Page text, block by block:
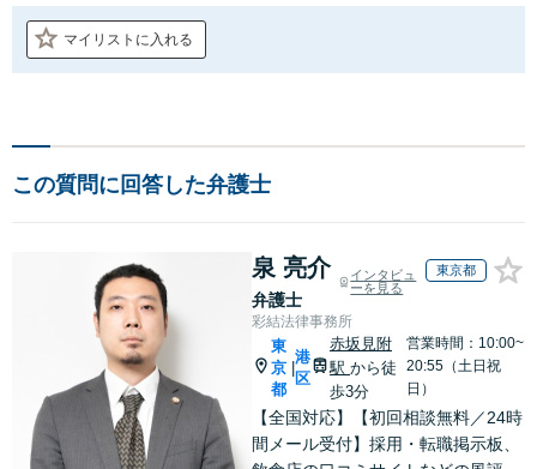
マイリストに入れる
この質問に回答した弁護士
泉 亮介
弁護士
インタビュ
ーを見る
東京都
彩結法律事務所
東
京
都
港
区
赤坂見附
駅 から徒
歩3分
営業時間：10:00~
20:55（土日祝
日）
【全国対応】【初回相談無料／24時
間メール受付】採用・転職掲示板、